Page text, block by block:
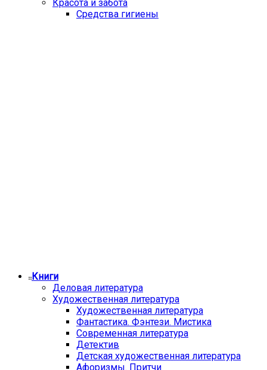
Красота и забота
Средства гигиены
Книги
Деловая литература
Художественная литература
Художественная литература
Фантастика. Фэнтези. Мистика
Современная литература
Детектив
Детская художественная литература
Афоризмы. Притчи